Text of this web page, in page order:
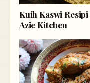
Kuih Kaswi
Azie Kitchen